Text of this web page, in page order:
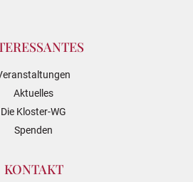
Aktuelles
Die Kloster-WG
Spenden
KONTAKT